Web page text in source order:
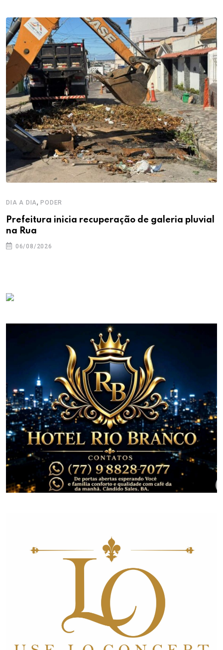
DIA A DIA,PODER
Prefeitura inicia recuperação de galeria pluvial
na Rua
06/08/2026